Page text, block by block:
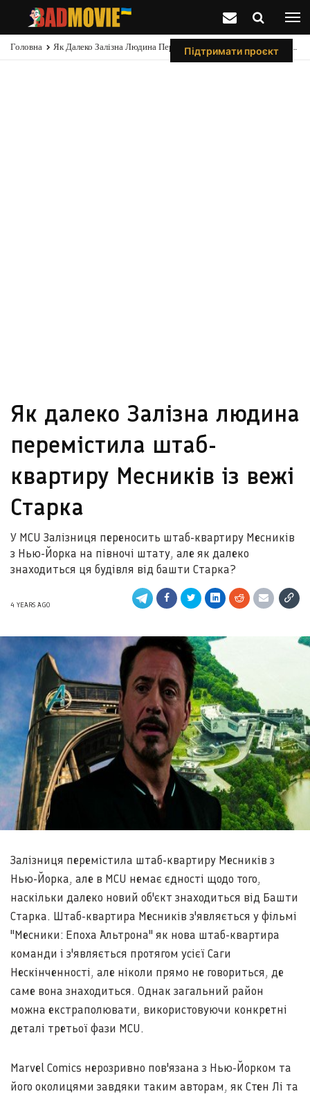
Підтримати проєкт
Головна Як Далеко Залізна Людина Перемістила Штаб-Квартиру Месників Із Вежі Старка
Як далеко Залізна людина
перемістила штаб-
квартиру Месників із вежі
Старка
У MCU Залізниця переносить штаб-квартиру Месників
з Нью-Йорка на півночі штату, але як далеко
знаходиться ця будівля від башти Старка?
4 YEARS AGO
Залізниця перемістила штаб-квартиру Месників з
Нью-Йорка, але в MCU немає єдності щодо того,
наскільки далеко новий об'єкт знаходиться від Башти
Старка. Штаб-квартира Месників з'являється у фільмі
"Месники: Епоха Альтрона" як нова штаб-квартира
команди і з'являється протягом усієї Саги
Нескінченності, але ніколи прямо не говориться, де
саме вона знаходиться. Однак загальний район
можна екстраполювати, використовуючи конкретні
деталі третьої фази MCU.
Marvel Comics нерозривно пов'язана з Нью-Йорком та
його околицями завдяки таким авторам, як Стен Лі та